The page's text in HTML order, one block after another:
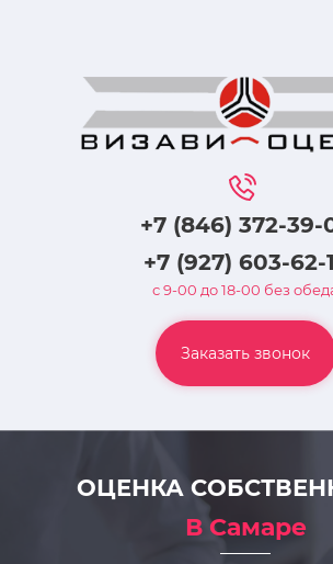
+7 (846) 372-39-
+7 (927) 603-62-
с 9-00 до 18-00 без
Заказать звонок
ОЦЕНКА
В Самаре